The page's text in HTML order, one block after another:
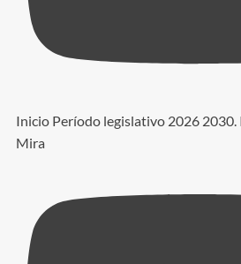
Inicio Período legislativo 2026
Mira